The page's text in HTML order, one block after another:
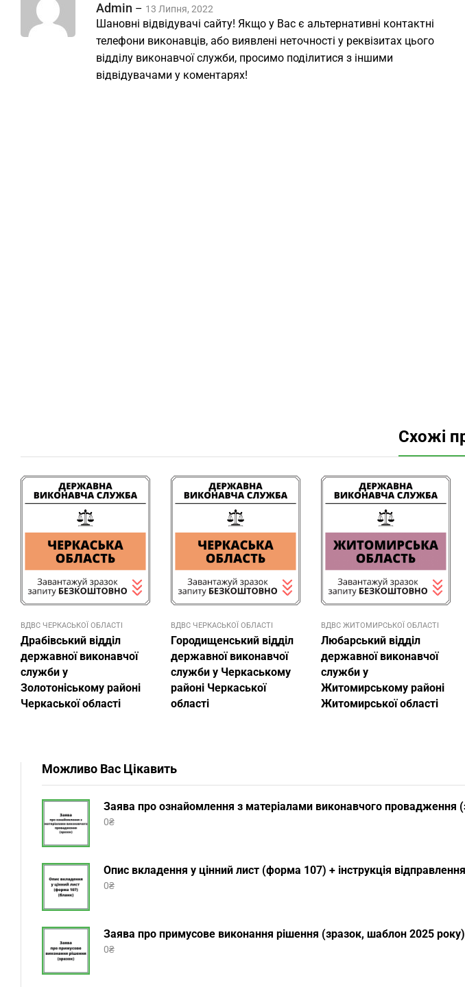
Admin – 13 Липня, 2022
Шановні відвідувачі сайту! Якщо у Вас є альтернативні контактні
телефони виконавців, або виявлені неточності у реквізитах цього
відділу виконавчої служби, просимо поділитися з іншими
відвідувачами у коментарях!
Схожі
ВДВС ЧЕРКАСЬКОЇ ОБЛАСТІ
Драбівський відділ
державної виконавчої
служби у
Золотоніському районі
Черкаської області
ВДВС ЧЕРКАСЬКОЇ ОБЛАСТІ
Городищенський відділ
державної виконавчої
служби у Черкаському
районі Черкаської
області
ВДВС ЖИТОМИРСЬКОЇ ОБЛАСТІ
Любарський відділ
державної виконавчої
служби у
Житомирському районі
Житомирської області
Можливо Вас Цікавить
Заява про ознайомлення з матеріалами виконавчого провадження
0₴
Опис вкладення у цінний лист (форма 107) + інструкція
0₴
Заява про примусове виконання рішення (зразок, шаблон 2025 року)
0₴